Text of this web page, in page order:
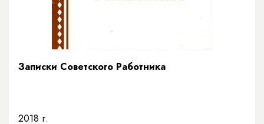
Записки Советского Работника
2018 г.